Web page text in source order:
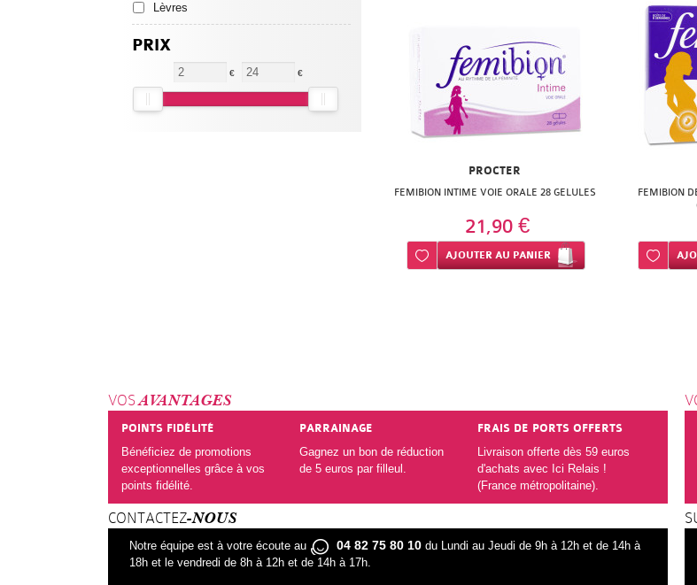
PROCTER
FEMIBION INTIME VOIE ORALE 28 GELULES
21,90 €
Ajouter à ma liste d’envie
AJOUTER AU PANIER
FEMIBION
Ajouter à
Lèvres
PRIX
€ €
VOS AVANTAGES
POINTS FIDÉLITÉ
Bénéficiez de promotions
exceptionnelles grâce à vos
points fidélité.
PARRAINAGE
Gagnez un bon de réduction
de 5 euros par filleul.
FRAIS DE PORTS OFFERTS
Livraison offerte dès 59 euros
d'achats avec Ici Relais !
(France métropolitaine).
CONTACTEZ -NOUS
Notre équipe est à votre écoute au 04 82 75 80 10du Lundi au Jeudi de 9h à 12h et de 14h à
18h et le vendredi de 8h à 12h et de 14h à 17h.